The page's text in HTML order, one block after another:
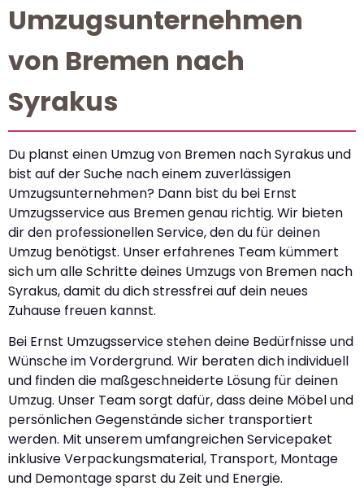
Umzugsunternehmen
von Bremen nach
Syrakus
Du planst einen Umzug von Bremen nach Syrakus und
bist auf der Suche nach einem zuverlässigen
Umzugsunternehmen? Dann bist du bei Ernst
Umzugsservice aus Bremen genau richtig. Wir bieten
dir den professionellen Service, den du für deinen
Umzug benötigst. Unser erfahrenes Team kümmert
sich um alle Schritte deines Umzugs von Bremen nach
Syrakus, damit du dich stressfrei auf dein neues
Zuhause freuen kannst.
Bei Ernst Umzugsservice stehen deine Bedürfnisse und
Wünsche im Vordergrund. Wir beraten dich individuell
und finden die maßgeschneiderte Lösung für deinen
Umzug. Unser Team sorgt dafür, dass deine Möbel und
persönlichen Gegenstände sicher transportiert
werden. Mit unserem umfangreichen Servicepaket
inklusive Verpackungsmaterial, Transport, Montage
und Demontage sparst du Zeit und Energie.